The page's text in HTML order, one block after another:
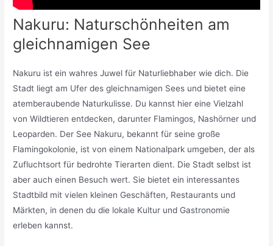
Nakuru: Naturschönheiten am
gleichnamigen See
Nakuru ist ein wahres Juwel für Naturliebhaber wie dich. Die
Stadt liegt am Ufer des gleichnamigen Sees und bietet eine
atemberaubende Naturkulisse. Du kannst hier eine Vielzahl
von Wildtieren entdecken, darunter Flamingos, Nashörner und
Leoparden. Der See Nakuru, bekannt für seine große
Flamingokolonie, ist von einem Nationalpark umgeben, der als
Zufluchtsort für bedrohte Tierarten dient. Die Stadt selbst ist
aber auch einen Besuch wert. Sie bietet ein interessantes
Stadtbild mit vielen kleinen Geschäften, Restaurants und
Märkten, in denen du die lokale Kultur und Gastronomie
erleben kannst.